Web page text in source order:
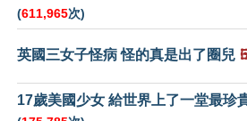
(611,965次)
英國三女子怪病 怪的真是出了圈兒
17歲美國少女 給世界上了一堂最珍